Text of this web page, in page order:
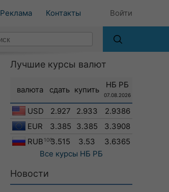
Реклама Контакты Войти
Лучшие курсы валют
валюта сдать купить
НБ РБ
07.08.2026
USD 2.927 2.933
2.9386
EUR
3.385 3.385
3.3908
RUB 1003.515 3.53
3.6365
Все курсы НБ РБ
Новости